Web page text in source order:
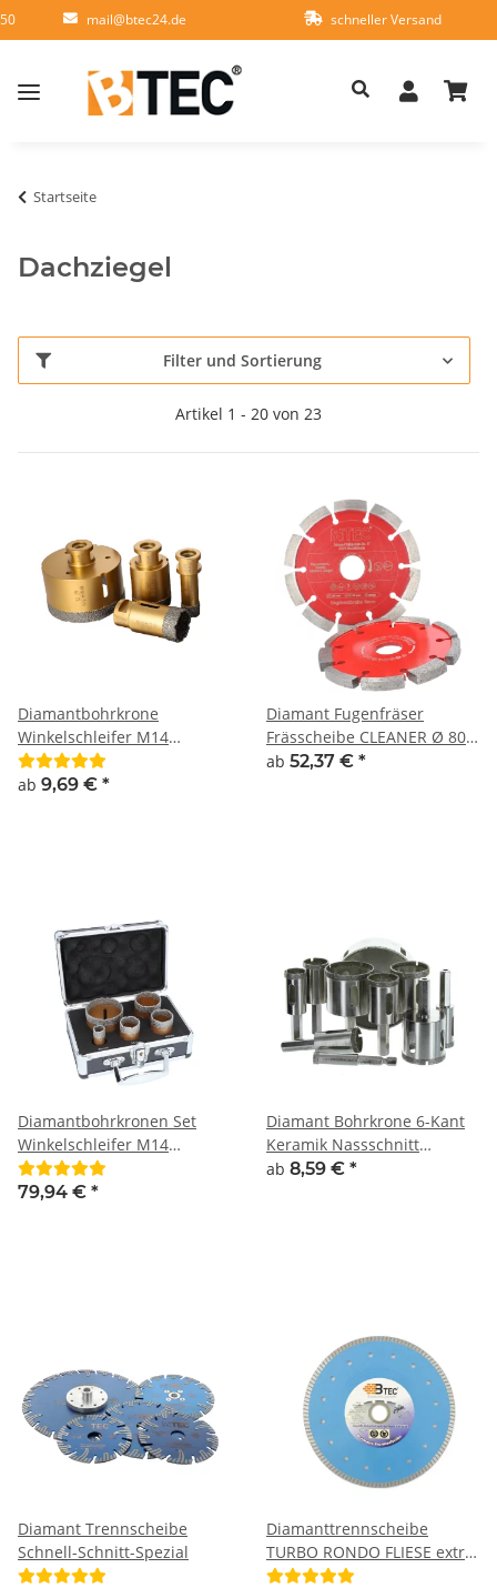
mail@btec24.de schneller Versand
Startseite
Dachziegel
Filter und Sortierung
Artikel 1 - 20 von 23
Diamantbohrkrone
Winkelschleifer M14
Aufnahme Fliesen
Feinsteinzeug Premium-
ab 9,69 € *
Diamant Fugenfräser
Frässcheibe CLEANER Ø 80-
115-125-178-230 mm
ab 52,37 € *
Diamantbohrkronen Set
Winkelschleifer M14
Aufnahme Fliesenbohrkrone
20, 35, 40, 50 und 68mm
79,94 € *
Diamant Bohrkrone 6-Kant
Keramik Nassschnitt
Fliesenbohrer Glasfliese
ab 8,59 € *
Diamant Trennscheibe
Schnell-Schnitt-Spezial
Diamanttrennscheibe
TURBO RONDO FLIESE extra
dünn